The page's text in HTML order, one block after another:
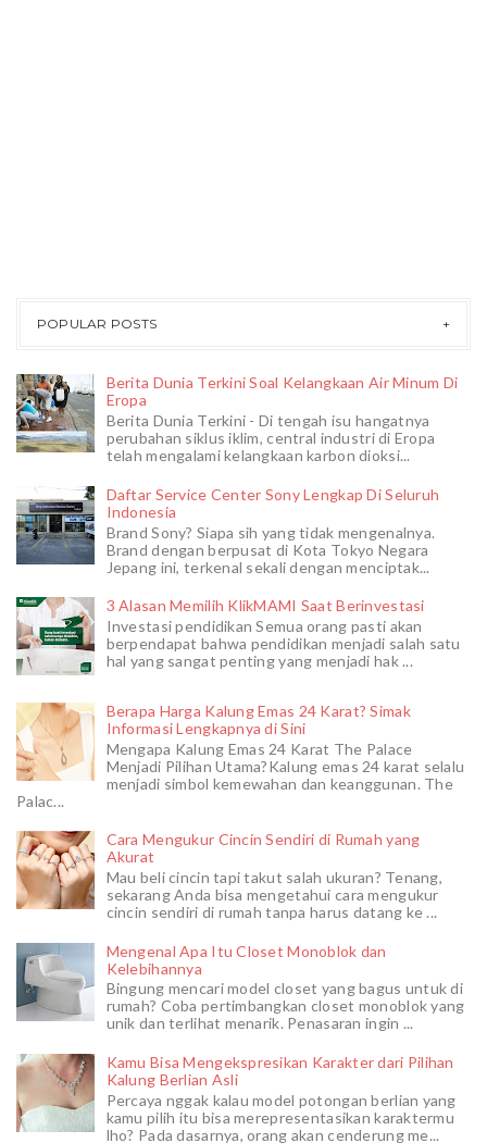
POPULAR POSTS
Berita Dunia Terkini Soal Kelangkaan Air Minum Di
Eropa
Berita Dunia Terkini - Di tengah isu hangatnya
perubahan siklus iklim, central industri di Eropa
telah mengalami kelangkaan karbon dioksi...
Daftar Service Center Sony Lengkap Di Seluruh
Indonesia
Brand Sony? Siapa sih yang tidak mengenalnya.
Brand dengan berpusat di Kota Tokyo Negara
Jepang ini, terkenal sekali dengan menciptak...
3 Alasan Memilih KlikMAMI Saat Berinvestasi
Investasi pendidikan Semua orang pasti akan
berpendapat bahwa pendidikan menjadi salah satu
hal yang sangat penting yang menjadi hak ...
Berapa Harga Kalung Emas 24 Karat? Simak
Informasi Lengkapnya di Sini
Mengapa Kalung Emas 24 Karat The Palace
Menjadi Pilihan Utama?Kalung emas 24 karat selalu
menjadi simbol kemewahan dan keanggunan. The
Palac...
Cara Mengukur Cincin Sendiri di Rumah yang
Akurat
Mau beli cincin tapi takut salah ukuran? Tenang,
sekarang Anda bisa mengetahui cara mengukur
cincin sendiri di rumah tanpa harus datang ke ...
Mengenal Apa Itu Closet Monoblok dan
Kelebihannya
Bingung mencari model closet yang bagus untuk di
rumah? Coba pertimbangkan closet monoblok yang
unik dan terlihat menarik. Penasaran ingin ...
Kamu Bisa Mengekspresikan Karakter dari Pilihan
Kalung Berlian Asli
Percaya nggak kalau model potongan berlian yang
kamu pilih itu bisa merepresentasikan karaktermu
lho? Pada dasarnya, orang akan cenderung me...